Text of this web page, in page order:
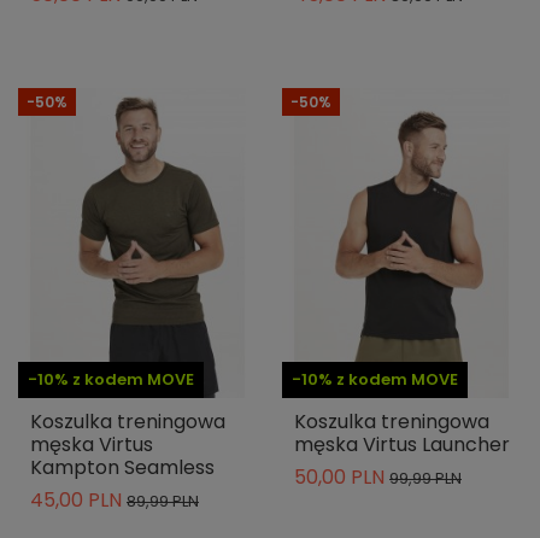
-10% z kodem MOVE
-50%
Koszulka treningowa
męska Virtus
Kampton Seamless
45,00 PLN 89,99 PLN
-10% z kodem MOVE
-50%
Koszulka treningowa
męska Virtus Launcher
50,00 PLN 99,99 PLN